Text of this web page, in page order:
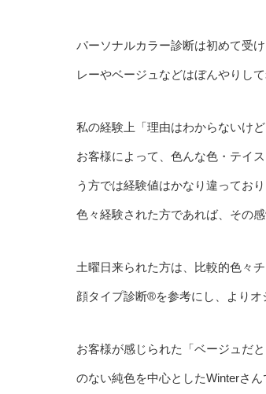
パーソナルカラー診断は初めて受
レーやベージュなどはぼんやりし
私の経験上「理由はわからないけ
お客様によって、色んな色・テイ
う方では経験値はかなり違ってお
色々経験された方であれば、その
土曜日来られた方は、比較的色々
顔タイプ診断®︎を参考にし、よりオ
お客様が感じられた「ベージュだ
のない純色を中心としたWinterさ